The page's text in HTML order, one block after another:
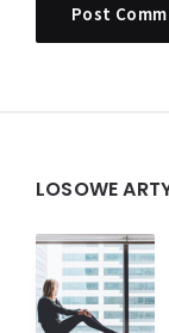
Widgets
LOSOWE